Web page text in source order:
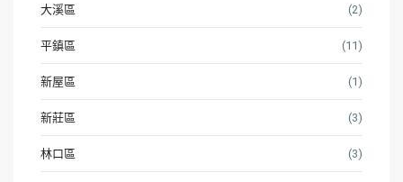
大溪區 (2)
平鎮區 (11)
新屋區 (1)
新莊區 (3)
林口區 (3)